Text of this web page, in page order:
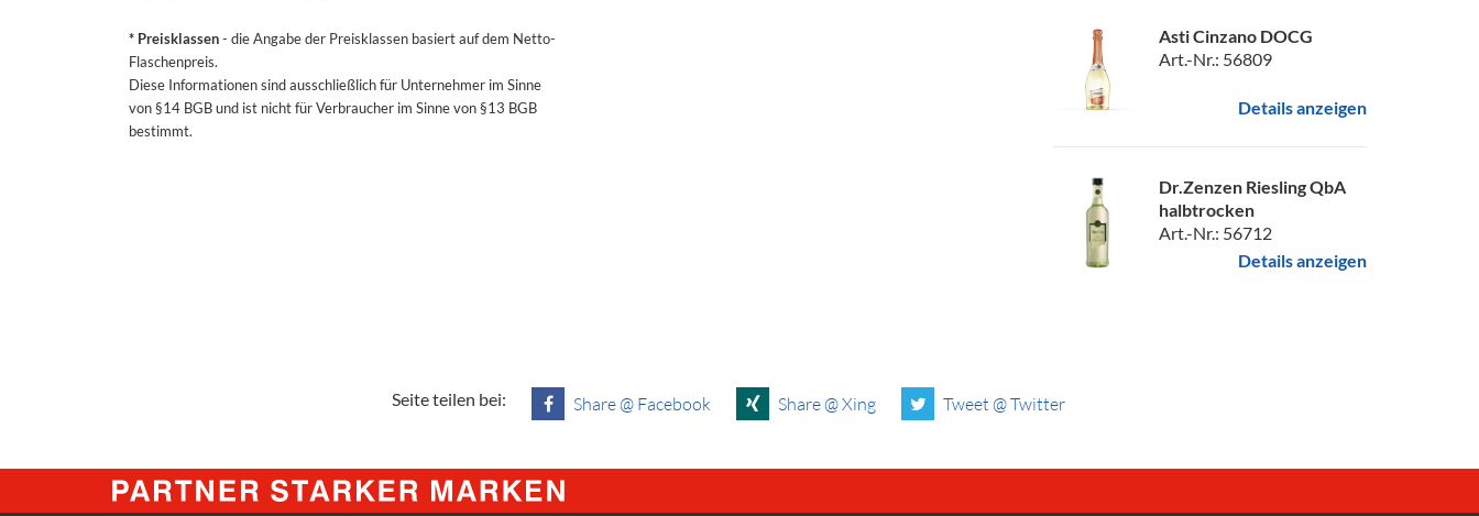
* Preisklassen- die Angabe der Preisklassen basiert auf dem Netto-
Flaschenpreis.
Diese Informationen sind ausschließlich für Unternehmer im Sinne
von §14 BGB und ist nicht für Verbraucher im Sinne von §13 BGB
bestimmt.
Asti Cinzano DOCG
Art.-Nr.: 56809
Details anzeigen
Dr.Zenzen Riesling QbA
halbtrocken
Art.-Nr.: 56712
Details anzeigen
Seite teilen bei: Share @ Facebook Share @ Xing Tweet @ Twitter